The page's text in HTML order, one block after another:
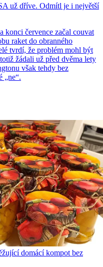
už dříve. Odmítl je i největší
konci července začal couvat
raket do obranného
tvrdí, že problém mohl být
žádali už před dvěma lety
však tehdy bez
„ne“.
domácí kompot bez